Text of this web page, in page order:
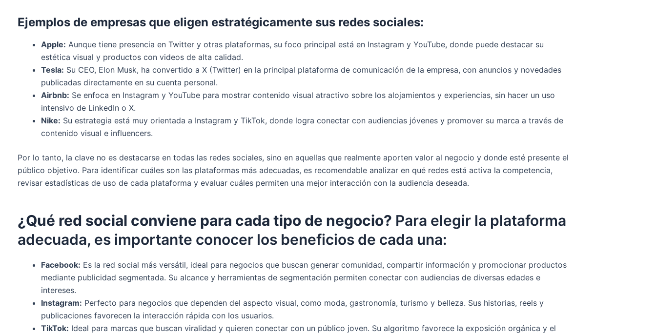
Ejemplos de empresas que eligen estratégicamente sus redes sociales:
Apple: Aunque tiene presencia en Twitter y otras plataformas, su foco principal está en Instagram y YouTube, donde puede destacar su
estética visual y productos con videos de alta calidad.
Tesla: Su CEO, Elon Musk, ha convertido a X (Twitter) en la principal plataforma de comunicación de la empresa, con anuncios y novedades
publicadas directamente en su cuenta personal.
Airbnb: Se enfoca en Instagram y YouTube para mostrar contenido visual atractivo sobre los alojamientos y experiencias, sin hacer un uso
intensivo de LinkedIn o X.
Nike: Su estrategia está muy orientada a Instagram y TikTok, donde logra conectar con audiencias jóvenes y promover su marca a través de
contenido visual e influencers.
Por lo tanto, la clave no es destacarse en todas las redes sociales, sino en aquellas que realmente aporten valor al negocio y donde esté presente el
público objetivo. Para identificar cuáles son las plataformas más adecuadas, es recomendable analizar en qué redes está activa la competencia,
revisar estadísticas de uso de cada plataforma y evaluar cuáles permiten una mejor interacción con la audiencia deseada.
¿Qué red social conviene para cada tipo de negocio? Para elegir la plataforma
adecuada, es importante conocer los beneficios de cada una:
Facebook: Es la red social más versátil, ideal para negocios que buscan generar comunidad, compartir información y promocionar productos
mediante publicidad segmentada. Su alcance y herramientas de segmentación permiten conectar con audiencias de diversas edades e
intereses.
Instagram: Perfecto para negocios que dependen del aspecto visual, como moda, gastronomía, turismo y belleza. Sus historias, reels y
publicaciones favorecen la interacción rápida con los usuarios.
TikTok: Ideal para marcas que buscan viralidad y quieren conectar con un público joven. Su algoritmo favorece la exposición orgánica y el